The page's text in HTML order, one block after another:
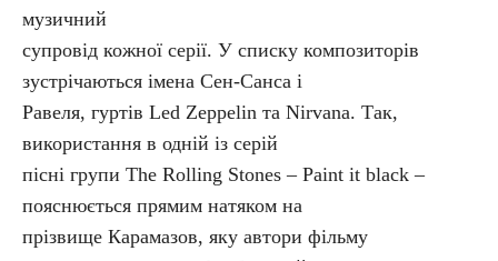
музичний
супровід кожної серії. У списку композиторів
зустрічаються імена Сен-Санса і
Равеля, гуртів Led Zeppelin та Nirvana. Так,
використання в одній із серій
пісні групи The Rolling Stones – Paint it black –
пояснюється прямим натяком на
прізвище Карамазов, яку автори фільму